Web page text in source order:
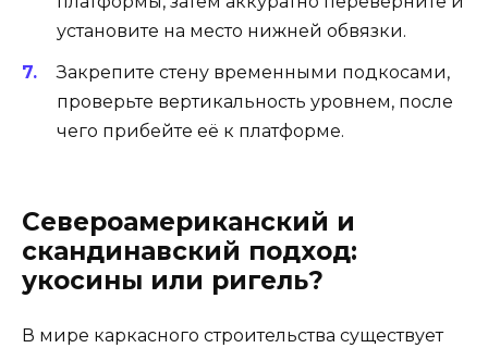
установите на место нижней обвязки.
Закрепите стену временными подкосами,
проверьте вертикальность уровнем, после
чего прибейте её к платформе.
Североамериканский и
скандинавский подход:
укосины или ригель?
В мире каркасного строительства существует